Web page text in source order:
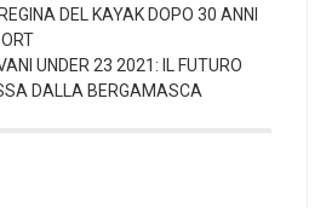
DEL KAYAK DOPO 30 ANNI
UNDER 23 2021: IL FUTURO
DALLA BERGAMASCA